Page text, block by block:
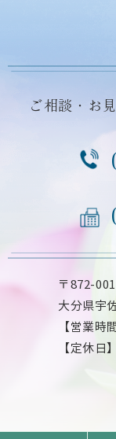
ご相談・お
〒872-
大分県宇
【営業時
【定休日